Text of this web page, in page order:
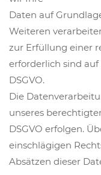
Daten auf
Weiteren
zur Erfüllung einer
erforderlich sind auf
DSGVO.
Die
unseres
DSGVO erfolgen.
einschlägigen
Absätzen dieser